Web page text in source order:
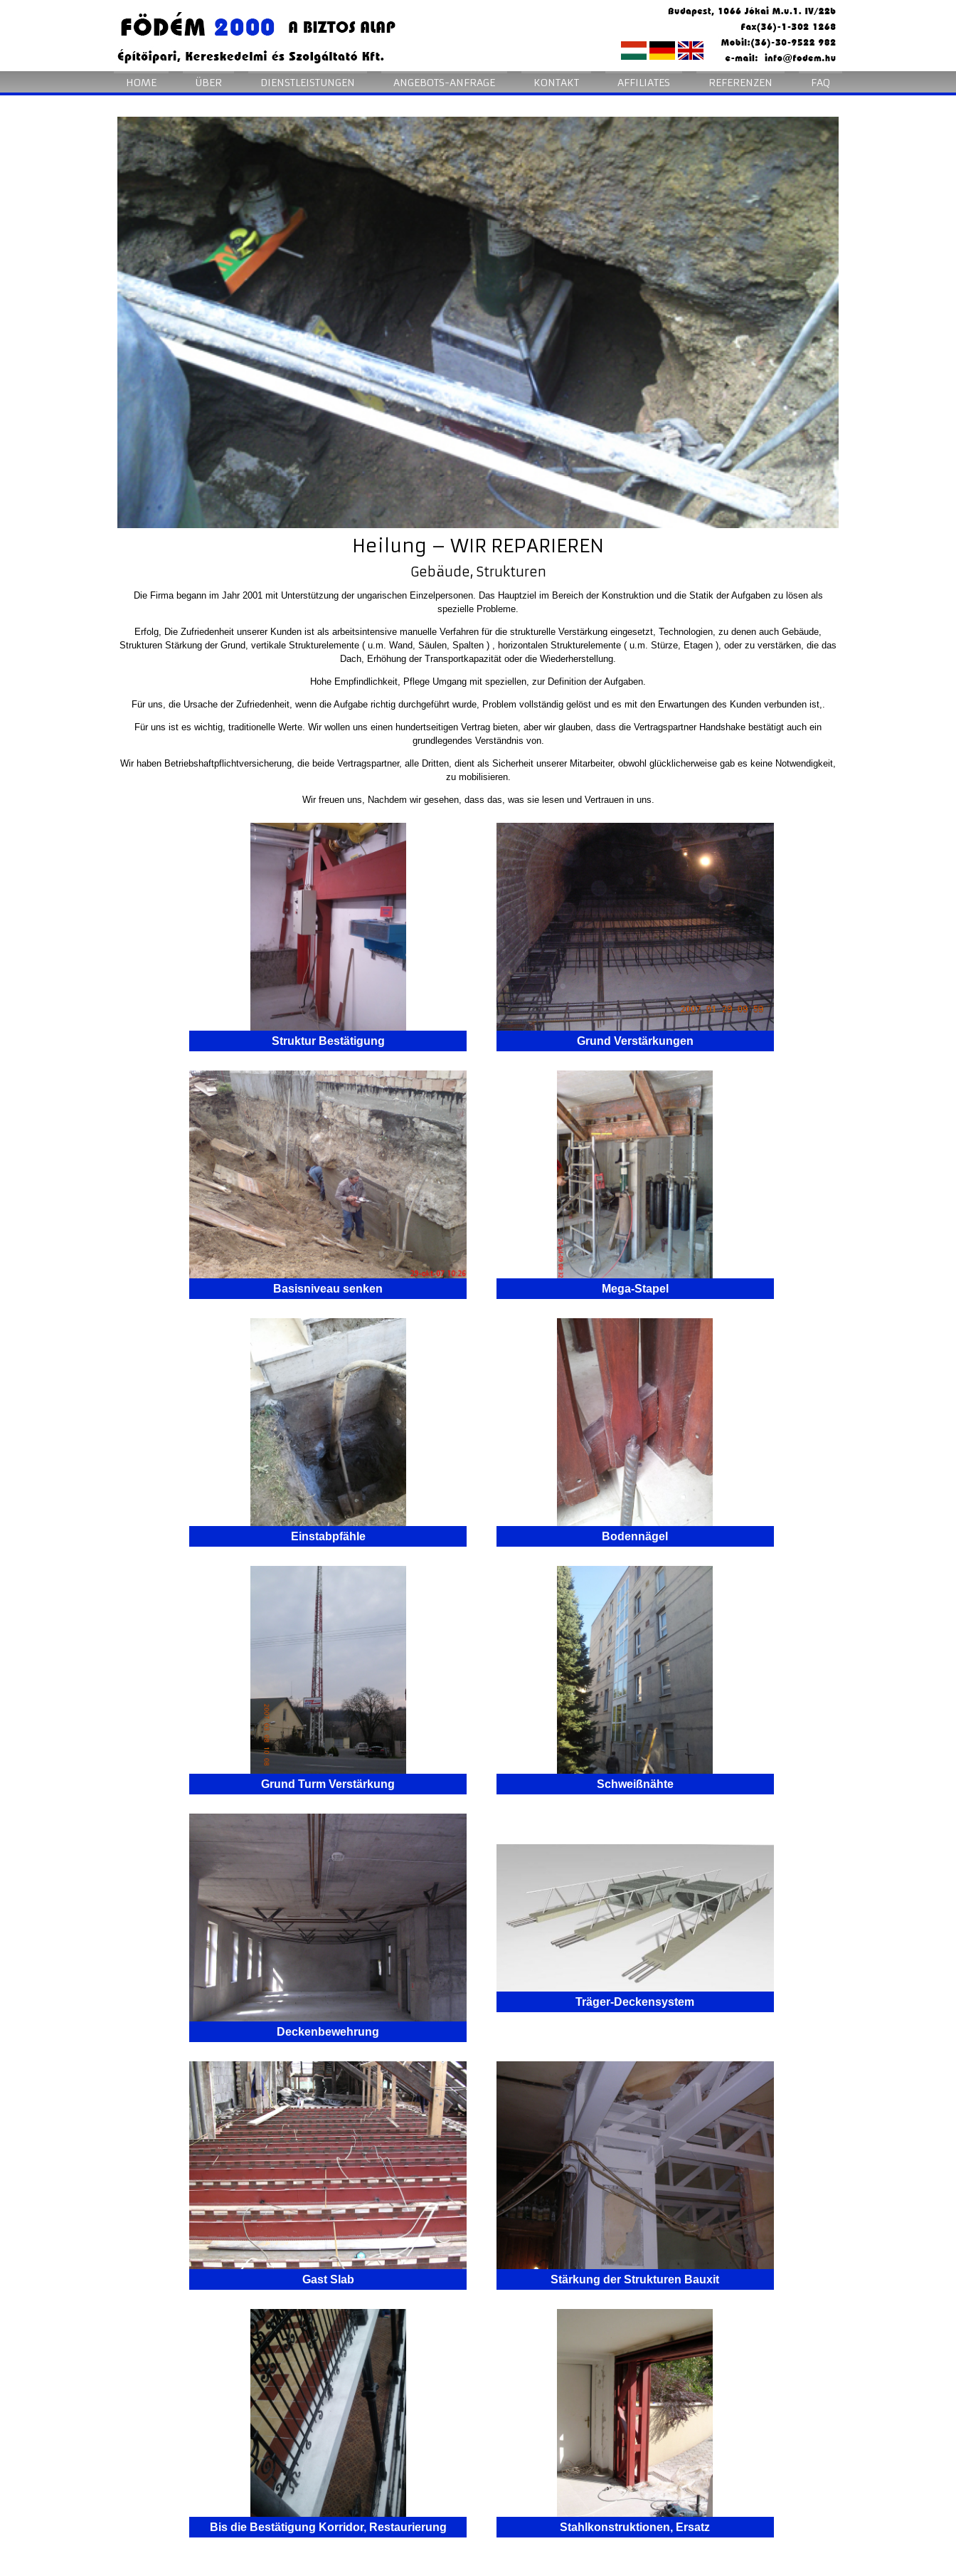
HOME ÜBER DIENSTLEISTUNGEN ANGEBOTS-ANFRAGE KONTAKT AFFILIATES REFERENZEN FAQ
Heilung – WIR REPARIEREN
Gebäude, Strukturen
Die Firma begann im Jahr 2001 mit Unterstützung der ungarischen Einzelpersonen. Das Hauptziel im Bereich der Konstruktion und die Statik der Aufgaben zu lösen als
spezielle Probleme.
Erfolg, Die Zufriedenheit unserer Kunden ist als arbeitsintensive manuelle Verfahren für die strukturelle Verstärkung eingesetzt, Technologien, zu denen auch Gebäude,
Strukturen Stärkung der Grund, vertikale Strukturelemente ( u.m. Wand, Säulen, Spalten ) , horizontalen Strukturelemente ( u.m. Stürze, Etagen ), oder zu verstärken, die das
Dach, Erhöhung der Transportkapazität oder die Wiederherstellung.
Hohe Empfindlichkeit, Pflege Umgang mit speziellen, zur Definition der Aufgaben.
Für uns, die Ursache der Zufriedenheit, wenn die Aufgabe richtig durchgeführt wurde, Problem vollständig gelöst und es mit den Erwartungen des Kunden verbunden ist,.
Für uns ist es wichtig, traditionelle Werte. Wir wollen uns einen hundertseitigen Vertrag bieten, aber wir glauben, dass die Vertragspartner Handshake bestätigt auch ein
grundlegendes Verständnis von.
Wir haben Betriebshaftpflichtversicherung, die beide Vertragspartner, alle Dritten, dient als Sicherheit unserer Mitarbeiter, obwohl glücklicherweise gab es keine Notwendigkeit,
zu mobilisieren.
Wir freuen uns, Nachdem wir gesehen, dass das, was sie lesen und Vertrauen in uns.
Struktur Bestätigung Grund Verstärkungen
Basisniveau senken Mega-Stapel
Einstabpfähle Bodennägel
Grund Turm Verstärkung Schweißnähte
Deckenbewehrung
Träger-Deckensystem
Gast Slab Stärkung der Strukturen Bauxit
Bis die Bestätigung Korridor, Restaurierung Stahlkonstruktionen, Ersatz